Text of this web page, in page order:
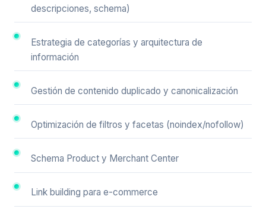
descripciones, schema)
Estrategia de categorías y arquitectura de
información
Gestión de contenido duplicado y canonicalización
Optimización de filtros y facetas (noindex/nofollow)
Schema Product y Merchant Center
Link building para e-commerce